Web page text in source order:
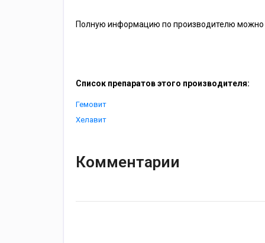
Полную информацию по производителю можно
Список препаратов этого производителя:
Гемовит
Хелавит
Комментарии